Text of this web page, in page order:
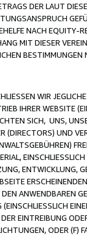
DER LAUT
NACH EQUITY-
MIT DIESER
BESTIMMUNGEN
WIR
IHRER WEBSITE
SICH, UNS,
(DIRECTORS) UND
ENTWICKLUNG,
ANWENDBAREN
EINTREIBUNG
ODER (F)